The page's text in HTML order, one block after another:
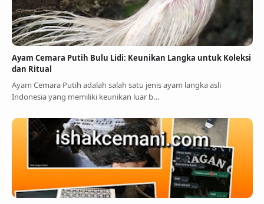
Ayam Cemara Putih Bulu Lidi: Keunikan Langka untuk Koleksi
dan Ritual
Ayam Cemara Putih adalah salah satu jenis ayam langka asli
Indonesia yang memiliki keunikan luar b…